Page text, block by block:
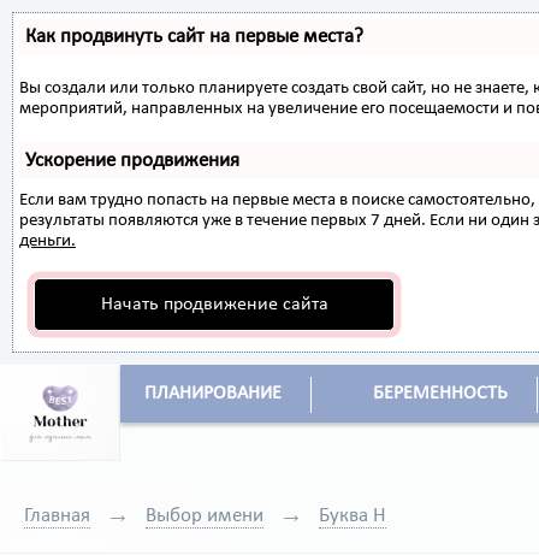
Как продвинуть сайт на первые места?
Вы создали или только планируете создать свой сайт, но не
мероприятий, направленных на увеличение его посещаемости и
Ускорение продвижения
Если вам трудно попасть на первые места в поиске
результаты появляются уже в течение первых 7 дней. Если ни один
деньги.
Начать продвижение сайта
ПЛАНИРОВАНИЕ БЕРЕМЕННОСТЬ
Главная Выбор имени Буква Н